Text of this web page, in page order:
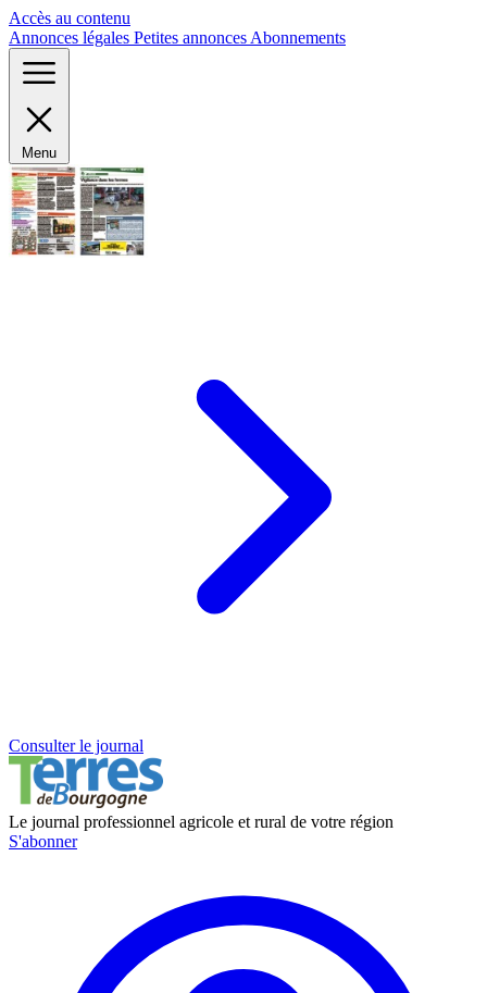
Accès au contenu
Annonces légales Petites annonces Abonnements
Menu
Consulter le journal
Le journal professionnel agricole et rural de votre région
S'abonner
Panneau de gestion des cookies